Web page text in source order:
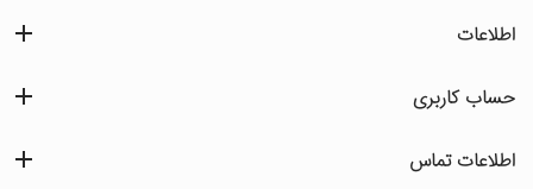
اطلاعات
حساب کاربری
اطلاعات تماس